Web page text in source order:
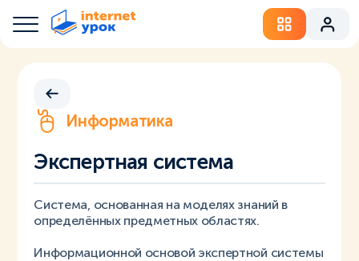
Информатика
Экспертная система
Система, основанная на моделях знаний в
определённых предметных областях.
Информационной основой экспертной системы